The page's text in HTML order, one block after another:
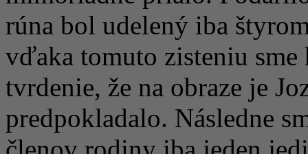
rúna bol udelený iba
vďaka tomuto zisteniu
tvrdenie, že na obraze je
predpokladalo. Následne